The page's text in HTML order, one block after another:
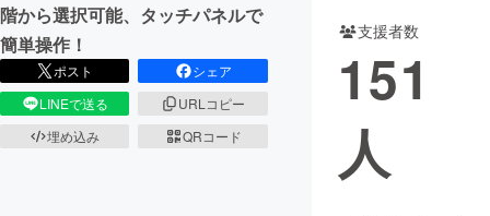
階から選択可能、タッチパネルで
簡単操作！
ポスト
シェア
LINEで送る
URLコピー
埋め込み
QRコード
支援者数
151
人